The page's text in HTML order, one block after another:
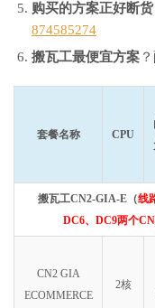
购买的方案正好断货
874585274
搬瓦工最便宜方案
套餐名称 CPU
搬瓦工CN2-GIA-E（线
DC6、DC9两个
CN2 GIA
ECOMMERCE
2核